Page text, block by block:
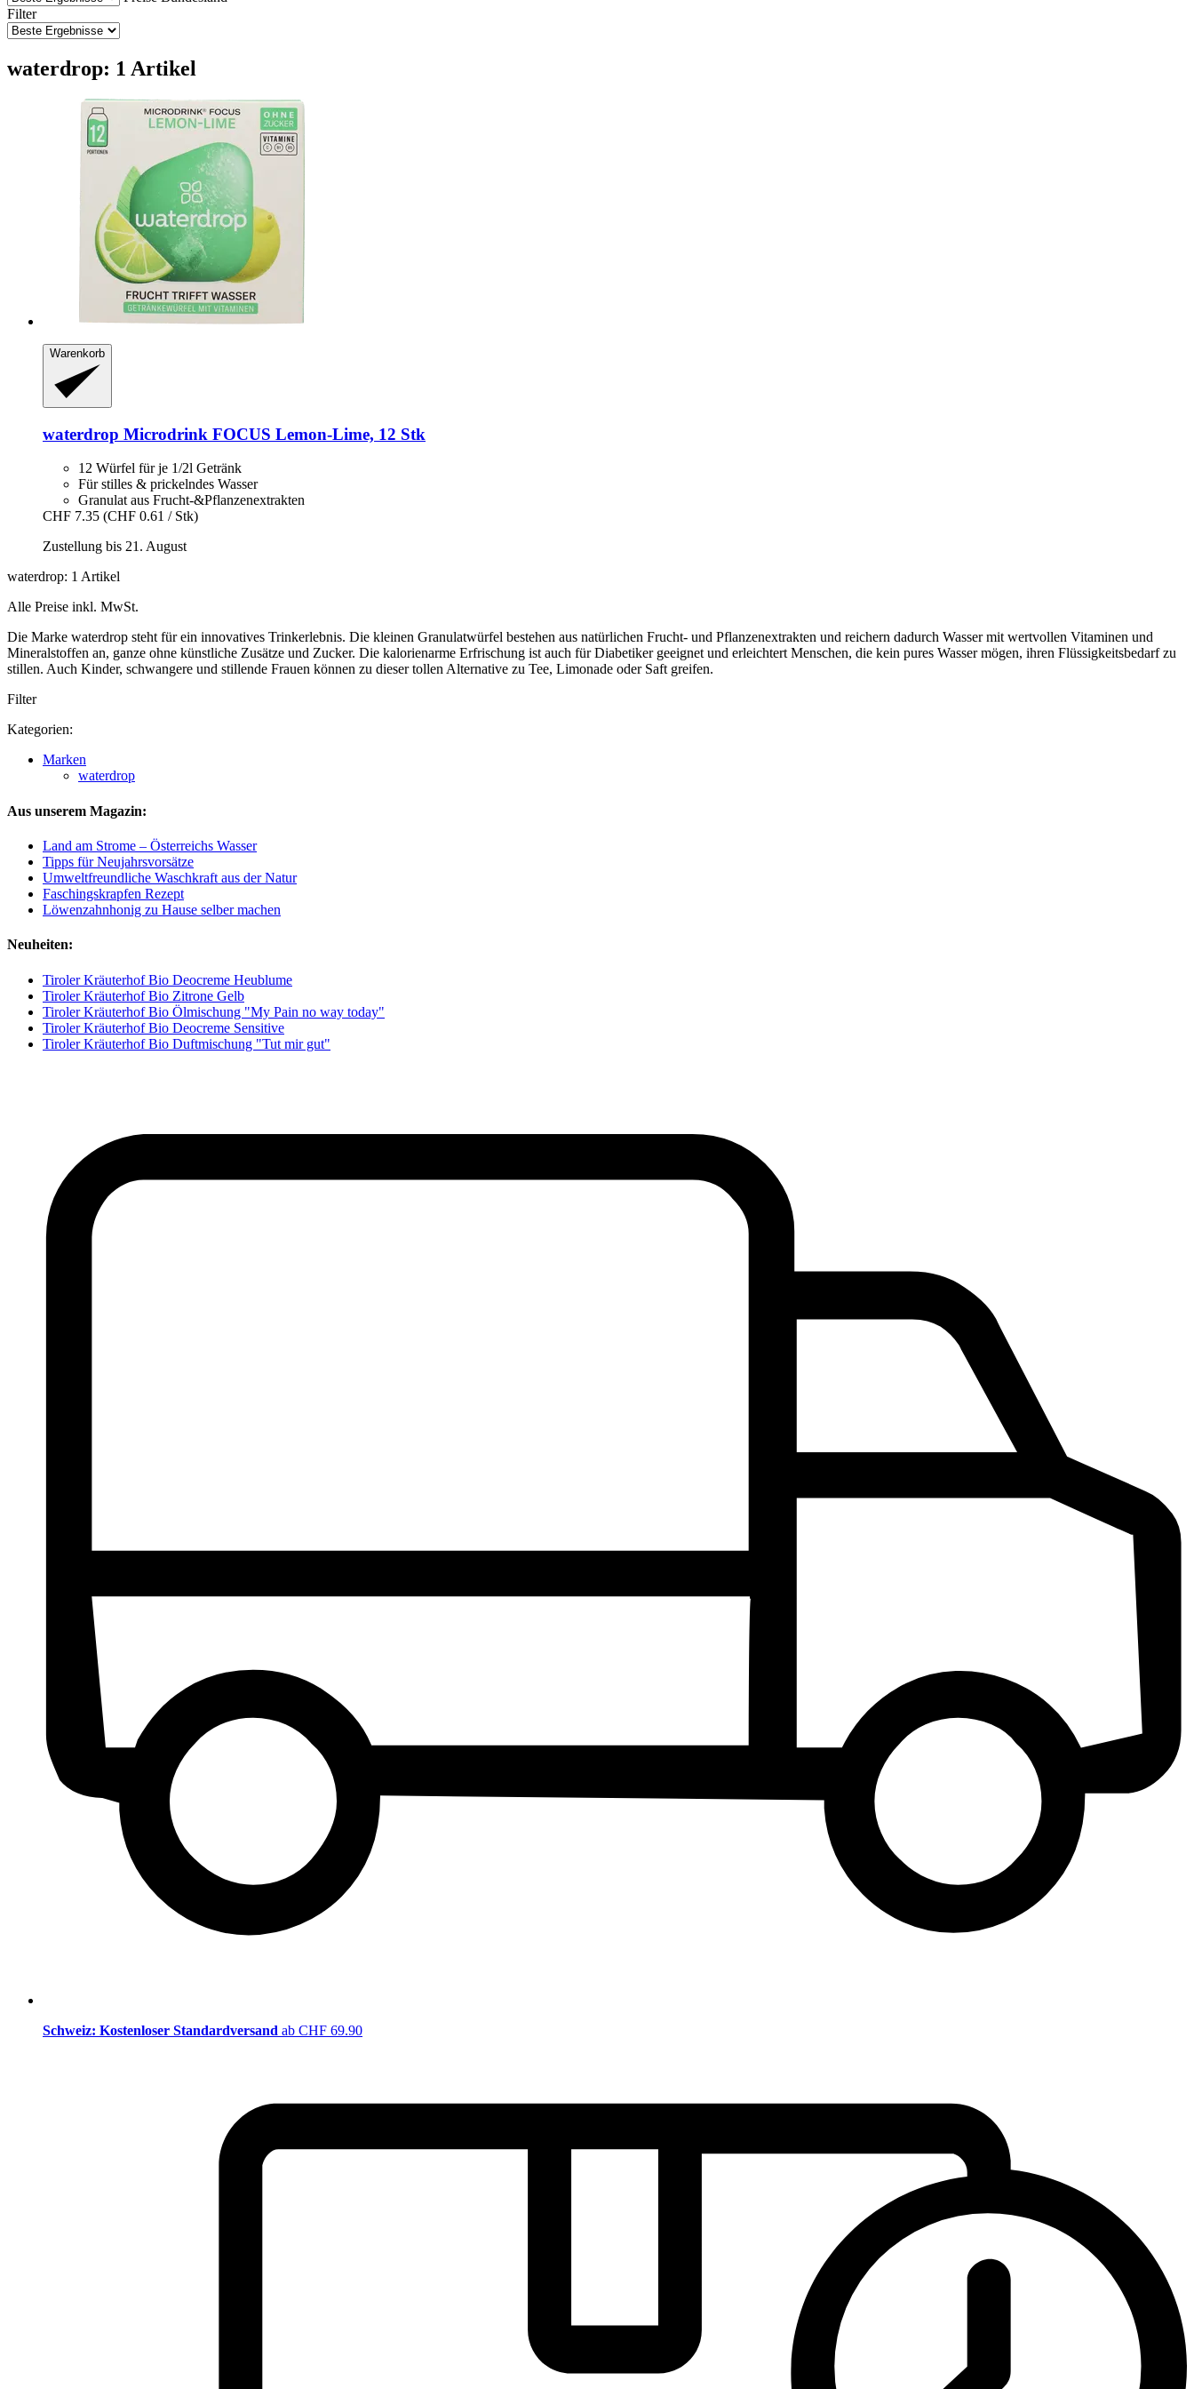
Filter
waterdrop: 1 Artikel
Warenkorb
waterdrop Microdrink FOCUS Lemon-​Lime, 12 Stk
12 Würfel für je 1/2l Getränk
Für stilles & prickelndes Wasser
Granulat aus Frucht-&Pflanzenextrakten
CHF 7.35 (CHF 0.61 / Stk)
Zustellung bis 21. August
waterdrop: 1 Artikel
Alle Preise inkl. MwSt.
Die Marke waterdrop steht für ein innovatives Trinkerlebnis. Die kleinen Granulatwürfel bestehen aus natürlichen Frucht- und Pflanzenextrakten und reichern dadurch Wasser mit wertvollen Vitaminen und
Mineralstoffen an, ganze ohne künstliche Zusätze und Zucker. Die kalorienarme Erfrischung ist auch für Diabetiker geeignet und erleichtert Menschen, die kein pures Wasser mögen, ihren Flüssigkeitsbedarf zu
stillen. Auch Kinder, schwangere und stillende Frauen können zu dieser tollen Alternative zu Tee, Limonade oder Saft greifen.
Filter
Kategorien:
Marken
waterdrop
Aus unserem Magazin:
Land am Strome – Österreichs Wasser
Tipps für Neujahrsvorsätze
Umweltfreundliche Waschkraft aus der Natur
Faschingskrapfen Rezept
Löwenzahnhonig zu Hause selber machen
Neuheiten:
Tiroler Kräuterhof Bio Deocreme Heublume
Tiroler Kräuterhof Bio Zitrone Gelb
Tiroler Kräuterhof Bio Ölmischung "My Pain no way today"
Tiroler Kräuterhof Bio Deocreme Sensitive
Tiroler Kräuterhof Bio Duftmischung "Tut mir gut"
Schweiz: Kostenloser Standardversand ab CHF 69.90